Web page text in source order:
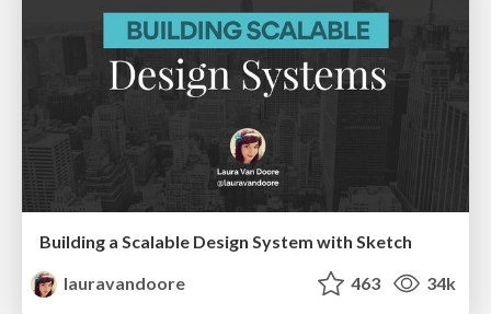
Building a Scalable Design System with Sketch
lauravandoore
463 34k